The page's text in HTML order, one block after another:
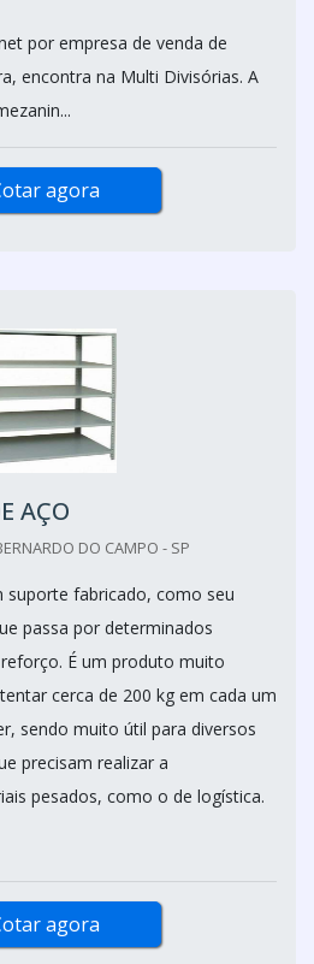
por empresa de venda de
encontra na Multi Divisórias. A
agora
AÇO
DO CAMPO - SP
suporte fabricado, como seu
passa por determinados
É um produto muito
cerca de 200 kg em cada um
sendo muito útil para diversos
precisam realizar a
pesados, como o de logística.
agora